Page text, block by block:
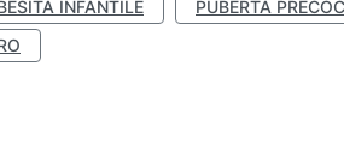
INFANTILE PUBERTÀ